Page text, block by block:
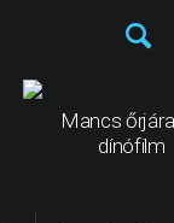
Mancs
dínófilm